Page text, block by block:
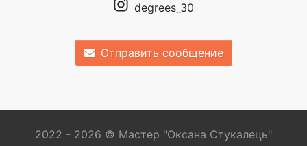
degrees_30
Отправить сообщение
2022 - 2026 © Мастер "Оксана Стукалець"